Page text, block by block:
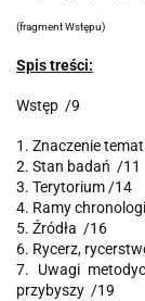
(fragment Wstępu)
Spis treści:
Wstęp /9
1. Znaczenie
2. Stan badań /11
3. Terytorium /14
4. Ramy
5. Źródła /16
6. Rycerz,
7. Uwagi
przybyszy /19